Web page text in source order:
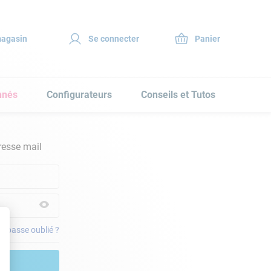
Se connecter
Configurateurs Conseils et Tutos
mail
passe oublié ?